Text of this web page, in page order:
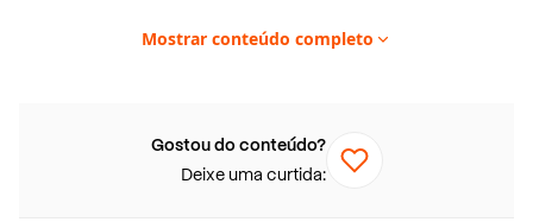
negócio, que tem meta de superar um milhão de
pelo Financial Times.
Mostrar conteúdo completo
Gostou do conteúdo?
Deixe uma curtida: